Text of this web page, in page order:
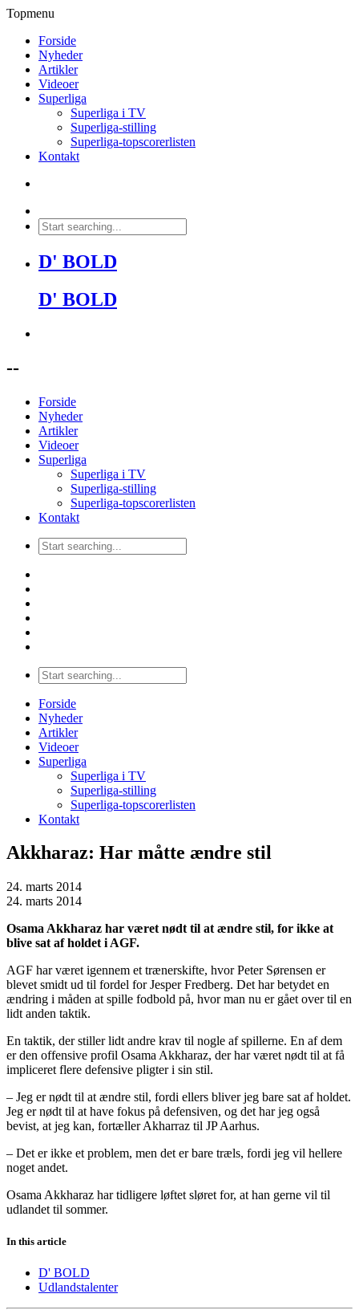
Topmenu
Forside
Nyheder
Artikler
Videoer
Superliga
Superliga i TV
Superliga-stilling
Superliga-topscorerlisten
Kontakt
D' BOLD
D' BOLD
--
Forside
Nyheder
Artikler
Videoer
Superliga
Superliga i TV
Superliga-stilling
Superliga-topscorerlisten
Kontakt
Forside
Nyheder
Artikler
Videoer
Superliga
Superliga i TV
Superliga-stilling
Superliga-topscorerlisten
Kontakt
Akkharaz: Har måtte ændre stil
24. marts 2014
24. marts 2014
Osama Akkharaz har været nødt til at ændre stil, for ikke at
blive sat af holdet i AGF.
AGF har været igennem et trænerskifte, hvor Peter Sørensen er
blevet smidt ud til fordel for Jesper Fredberg. Det har betydet en
ændring i måden at spille fodbold på, hvor man nu er gået over til en
lidt anden taktik.
En taktik, der stiller lidt andre krav til nogle af spillerne. En af dem
er den offensive profil Osama Akkharaz, der har været nødt til at få
impliceret flere defensive pligter i sin stil.
– Jeg er nødt til at ændre stil, fordi ellers bliver jeg bare sat af holdet.
Jeg er nødt til at have fokus på defensiven, og det har jeg også
bevist, at jeg kan, fortæller Akharraz til JP Aarhus.
– Det er ikke et problem, men det er bare træls, fordi jeg vil hellere
noget andet.
Osama Akkharaz har tidligere løftet sløret for, at han gerne vil til
udlandet til sommer.
In this article
D' BOLD
Udlandstalenter